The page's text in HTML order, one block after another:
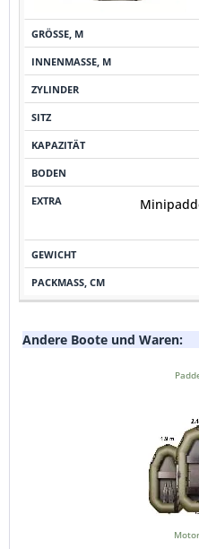
Andere Boote und Waren: